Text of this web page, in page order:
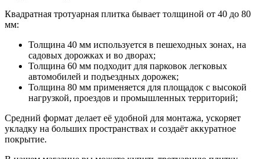
Квадратная тротуарная плитка бывает толщиной от 40 до 80
мм:
Толщина 40 мм используется в пешеходных зонах, на
садовых дорожках и во дворах;
Толщина 60 мм подходит для парковок легковых
автомобилей и подъездных дорожек;
Толщина 80 мм применяется для площадок с высокой
нагрузкой, проездов и промышленных территорий;
Средний формат делает её удобной для монтажа, ускоряет
укладку на больших пространствах и создаёт аккуратное
покрытие.